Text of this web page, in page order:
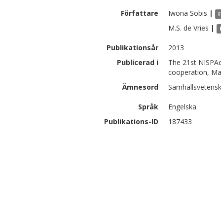
Författare Iwona Sobis |
M.S. de Vries |
Publikationsår
2013
Publicerad i
The 21st
cooperation,
Ämnesord
Språk
Engelska
Publikations-ID
187433